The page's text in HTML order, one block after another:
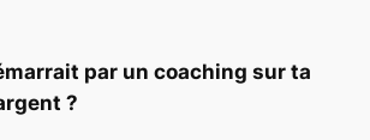
par un coaching sur ta
?